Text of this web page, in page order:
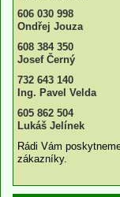
606 030 998
Ondřej Jouza
608 384 350
Josef Černý
732 643 140
Ing. Pavel Velda
605 862 504
Lukáš Jelínek
Rádi Vám
zákazníky.